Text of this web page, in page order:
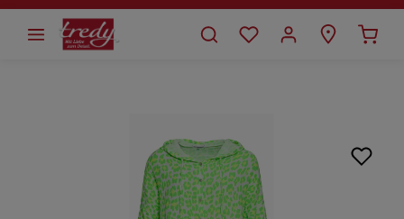
springen